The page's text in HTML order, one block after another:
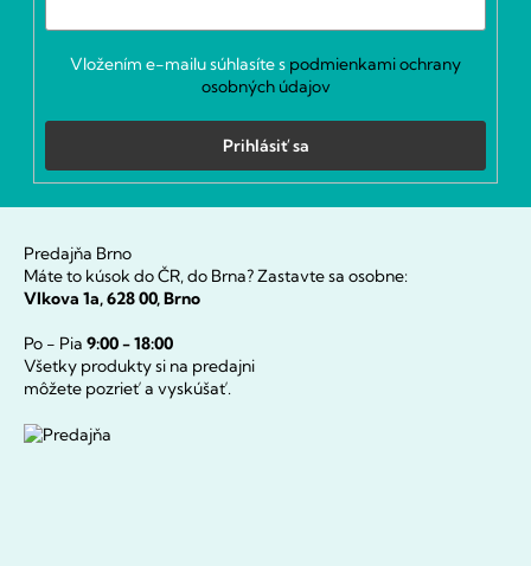
Vložením e-mailu súhlasíte s podmienkami ochrany
osobných údajov
Prihlásiť sa
Predajňa Brno
Máte to kúsok do ČR, do Brna? Zastavte sa osobne:
Vlkova 1a, 628 00, Brno
Po - Pia 9:00 - 18:00
Všetky produkty si na predajni
môžete pozrieť a vyskúšať.